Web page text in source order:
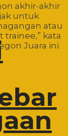
akhir-akhir
untuk
atau
kata
Juara ini.